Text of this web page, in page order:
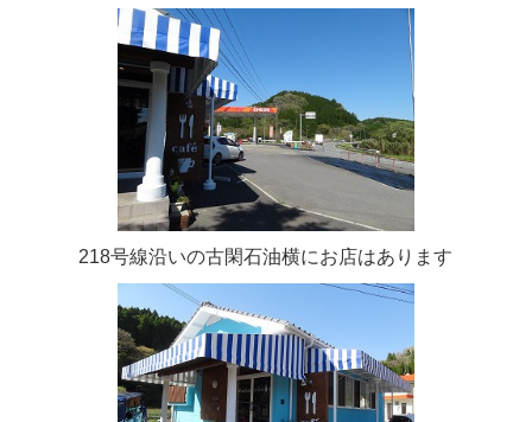
218号線沿いの古閑石油横にお店はあります